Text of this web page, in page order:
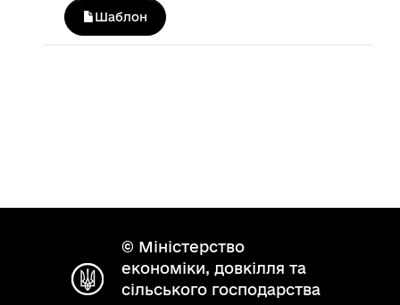
Шаблон
© Міністерство
економіки, довкілля та
сільського господарства